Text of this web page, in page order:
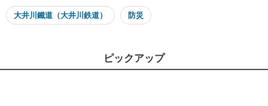
大井川鐵道（大井川鉄道） 防災
ピックアップ